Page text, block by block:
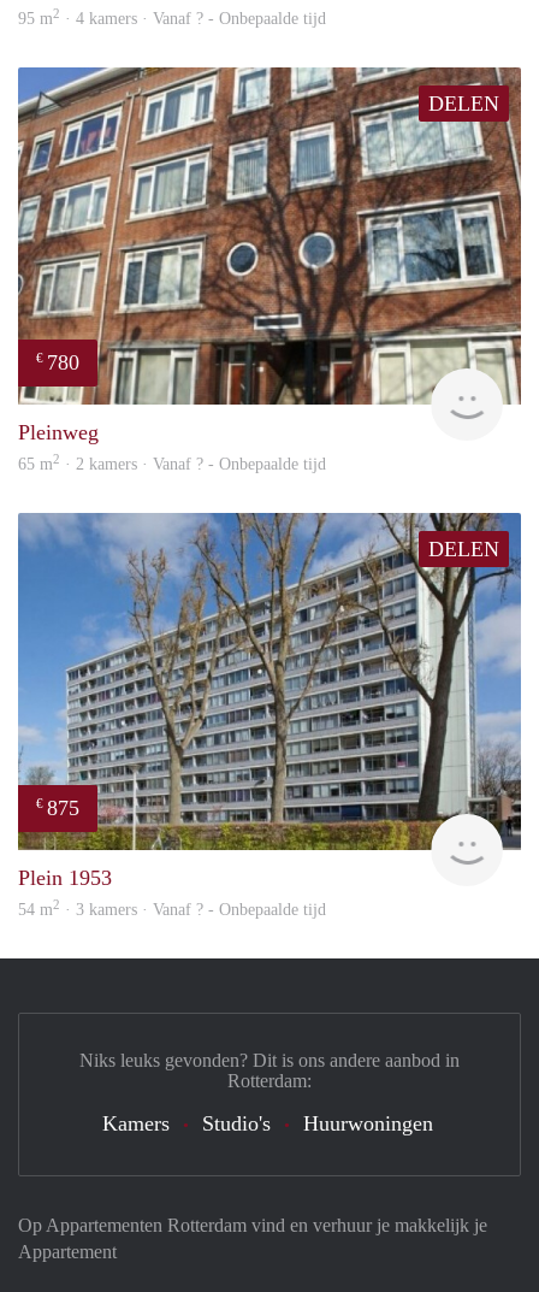
95 m2 · 4 kamers · Vanaf ? - Onbepaalde tijd
DELEN
€ 780
Pleinweg
65 m2 · 2 kamers · Vanaf ? - Onbepaalde tijd
DELEN
€ 875
rent
Plein 1953
54 m2 · 3 kamers · Vanaf ? - Onbepaalde tijd
Op Appartementen Rotterdam vind en verhuur je makkelijk je
Appartement
Niks leuks gevonden? Dit is ons andere aanbod in
Rotterdam:
Kamers Studio's Huurwoningen